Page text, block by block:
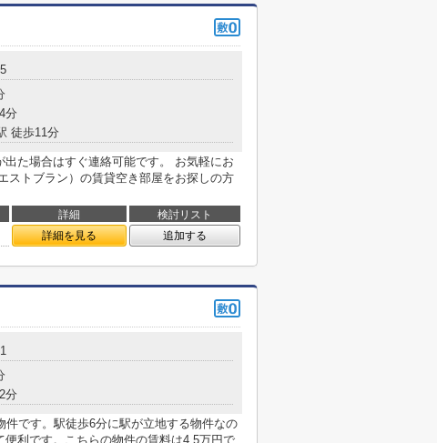
分
徒歩11分
た場合はすぐ連絡可能です。 お気軽にお
ストブラン）の賃貸空き部屋をお探しの方
詳細 検討リスト
詳細を見る 追加する
分
件です。駅徒歩6分に駅が立地する物件なの
利です。こちらの物件の賃料は4.5万円で